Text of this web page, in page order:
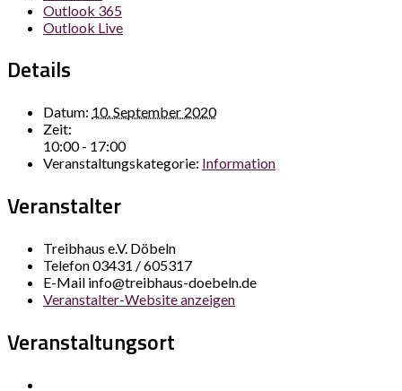
Outlook 365
Outlook Live
Details
Datum: 10. September 2020
Zeit:
10:00 - 17:00
Veranstaltungskategorie: Information
Veranstalter
Treibhaus e.V. Döbeln
Telefon03431 / 605317
E-Mail info@treibhaus-doebeln.de
Veranstalter-Website anzeigen
Veranstaltungsort